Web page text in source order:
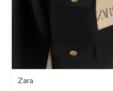
Zara